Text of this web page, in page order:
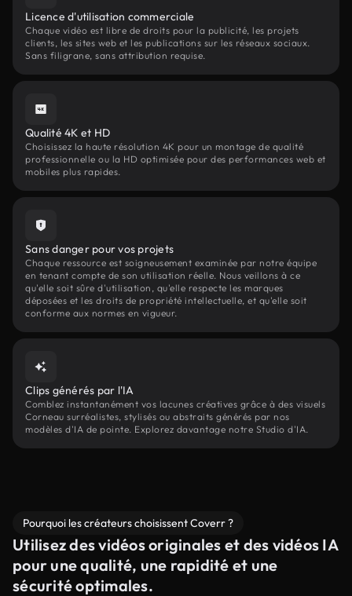
Licence d'utilisation commerciale
Chaque vidéo est libre de droits pour la publicité, les projets
clients, les sites web et les publications sur les réseaux sociaux.
Sans filigrane, sans attribution requise.
Qualité 4K et HD
Choisissez la haute résolution 4K pour un montage de qualité
professionnelle ou la HD optimisée pour des performances web et
mobiles plus rapides.
Sans danger pour vos projets
Chaque ressource est soigneusement examinée par notre équipe
en tenant compte de son utilisation réelle. Nous veillons à ce
qu'elle soit sûre d'utilisation, qu'elle respecte les marques
déposées et les droits de propriété intellectuelle, et qu'elle soit
conforme aux normes en vigueur.
Clips générés par l'IA
Comblez instantanément vos lacunes créatives grâce à des visuels
Corneau surréalistes, stylisés ou abstraits générés par nos
modèles d'IA de pointe. Explorez davantage notre Studio d'IA.
Pourquoi les créateurs choisissent Coverr ?
Utilisez des vidéos originales et des vidéos IA
pour une qualité, une rapidité et une
sécurité optimales.